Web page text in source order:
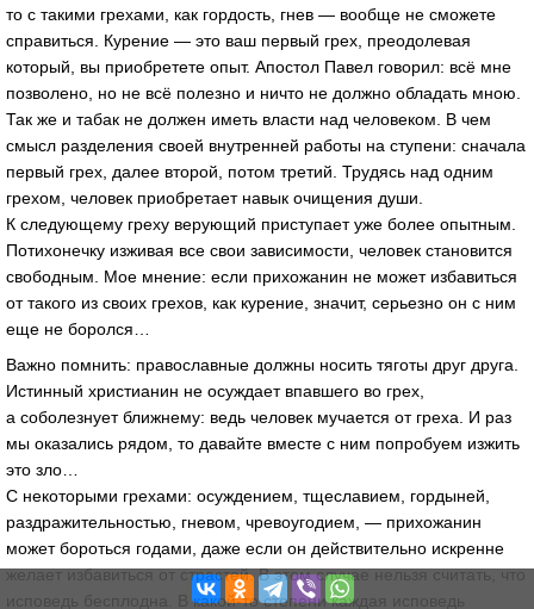
то с такими грехами, как гордость, гнев — вообще не сможете
справиться. Курение — это ваш первый грех, преодолевая
который, вы приобретете опыт. Апостол Павел говорил: всё мне
позволено, но не всё полезно и ничто не должно обладать мною.
Так же и табак не должен иметь власти над человеком. В чем
смысл разделения своей внутренней работы на ступени: сначала
первый грех, далее второй, потом третий. Трудясь над одним
грехом, человек приобретает навык очищения души.
К следующему греху верующий приступает уже более опытным.
Потихонечку изживая все свои зависимости, человек становится
свободным. Мое мнение: если прихожанин не может избавиться
от такого из своих грехов, как курение, значит, серьезно он с ним
еще не боролся…
Важно помнить: православные должны носить тяготы друг друга.
Истинный христианин не осуждает впавшего во грех,
а соболезнует ближнему: ведь человек мучается от греха. И раз
мы оказались рядом, то давайте вместе с ним попробуем изжить
это зло…
С некоторыми грехами: осуждением, тщеславием, гордыней,
раздражительностью, гневом, чревоугодием, — прихожанин
может бороться годами, даже если он действительно искренне
желает избавиться от страстей. В этом случае нельзя считать, что
исповедь бесплодна. В какой-то степени каждая исповедь